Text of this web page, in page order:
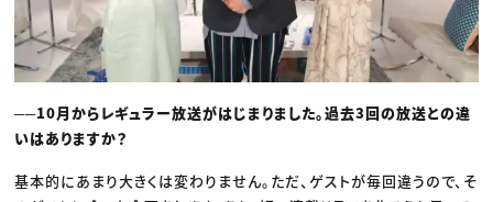
──10月からレギュラー放送がはじまりました。過去3回の放送との違
いはありますか？
基本的にあまり大きくは変わりません。ただ、ゲストが毎回違うので、そ